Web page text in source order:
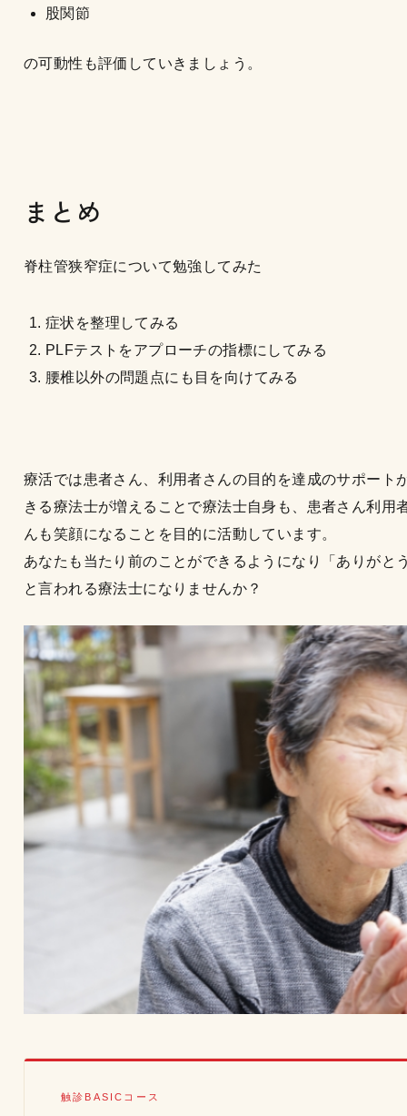
股関節
の可動性も評価していきましょう。
まとめ
脊柱管狭窄症について勉強してみた
症状を整理してみる
PLFテストをアプローチの指標にしてみる
腰椎以外の問題点にも目を向けてみる
療活では患者さん、利用者さんの目的を達成のサポート
きる療法士が増えることで療法士自身も、患者さん利用
んも笑顔になることを目的に活動しています。
あなたも当たり前のことができるようになり「ありがと
と言われる療法士になりませんか？
触診BASICコース